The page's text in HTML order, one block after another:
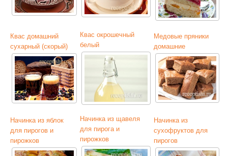
Квас домашний
сухарный (скорый)
Квас окрошечный
белый
Медовые пряники
домашние
Начинка из яблок
для пирогов и
пирожков
Начинка из щавеля
для пирога и
пирожков
Начинка из
сухофруктов для
пирогов